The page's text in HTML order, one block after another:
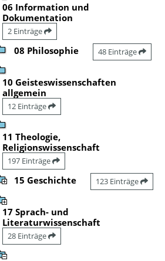
06 Information und
Dokumentation
2 Einträge
08 Philosophie 48 Einträge
10 Geisteswissenschaften
allgemein
12 Einträge
11 Theologie,
Religionswissenschaft
197 Einträge
15 Geschichte 123 Einträge
17 Sprach- und
Literaturwissenschaft
28 Einträge